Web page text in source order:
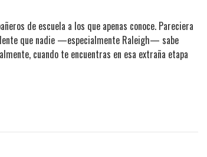
de escuela a los que apenas conoce. Pareciera
que nadie —especialmente Raleigh— sabe
cuando te encuentras en esa extraña etapa